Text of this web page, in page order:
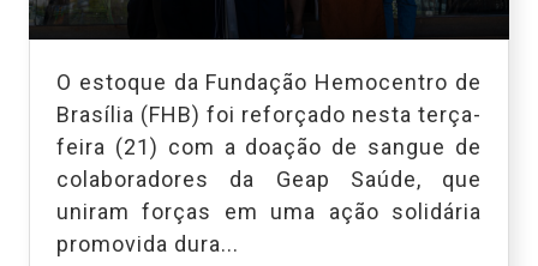
O estoque da Fundação Hemocentro de
Brasília (FHB) foi reforçado nesta terça-
feira (21) com a doação de sangue de
colaboradores da Geap Saúde, que
uniram forças em uma ação solidária
promovida dura...